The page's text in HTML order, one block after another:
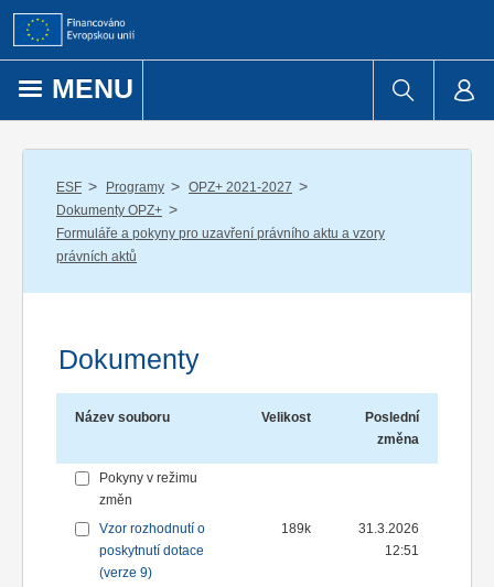
Přejít k obsahu
MENU
ESF / Programy / OPZ+ 2021-2027 /
Dokumenty OPZ+ /
Formuláře a pokyny pro uzavření právního aktu a vzory
právních aktů
Dokumenty
Název souboru Velikost
Poslední
změna
Pokyny v režimu
změn
Vzor rozhodnutí o
poskytnutí dotace
(verze 9)
189k
31.3.2026
12:51